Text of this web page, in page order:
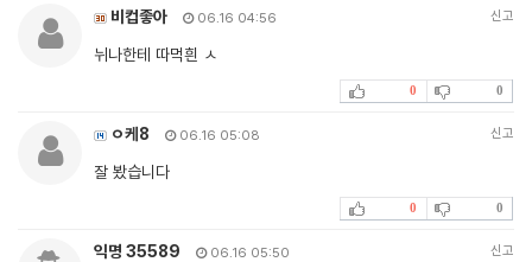
비컵좋아 06.16 04:56 신고
뉘나한테 따먹흰 ㅅ
0 0
ㅇ케8 06.16 05:08 신고
잘 봤습니다
0 0
익명 35589 06.16 05:50 신고